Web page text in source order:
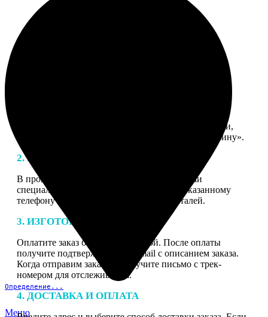
Определение...
Меню
Нажмите «Сделать заказ», выберите тип продукции,
загрузите фотографии, нажмите «Добавить в корзину».
2. МАКЕТ
В процессе подготовки заказа к печати наши
специалисты могут связаться с Вами по указанному
телефону или email для согласования деталей.
3. ИЗГОТОВЛЕНИЕ
Оплатите заказ банковской картой. После оплаты
получите подтверждение на email с описанием заказа.
Когда отправим заказ вы получите письмо с трек-
номером для отслеживания.
4. ДОСТАВКА И ОПЛАТА